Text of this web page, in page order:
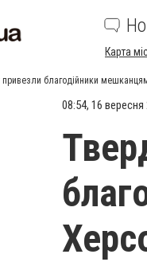
Карта
благодійники
08:54, 16 вересня